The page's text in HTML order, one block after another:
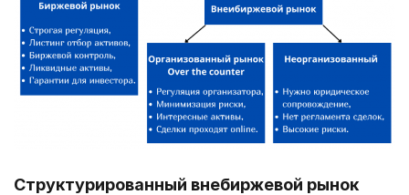
Структурированный внебиржевой рынок